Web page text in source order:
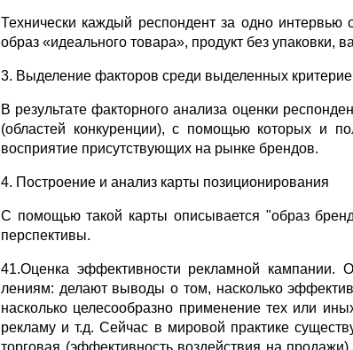
Технически каждый респондент за одно
образ «идеального товара», продукт без
3. Выделение факторов среди выделенных
В результате факторного анализа оценки
(областей конкуренции), с помощью которых и
восприятие присутствующих на рынке брендов.
4. Построение и анализ карты позиционирования
С помощью такой карты описывается "образ
перспективы.
41.Оценка эффективности рекламной кампании.
лениям: делают выводы о том, насколько
насколько целесообразно применение тех или
рекламу и т.д. Сейчас в мировой практике
торговая (эффективность воздействия на